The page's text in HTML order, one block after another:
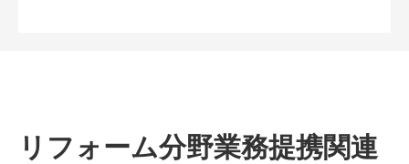
リフォーム分野業務提携関連